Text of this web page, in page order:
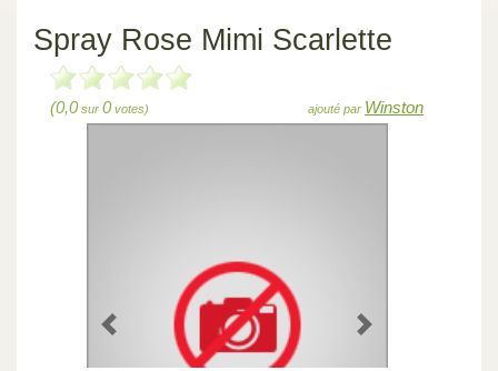
Spray Rose Mimi Scarlette
(0,0sur 0votes) ajouté par Winston
Previous Next